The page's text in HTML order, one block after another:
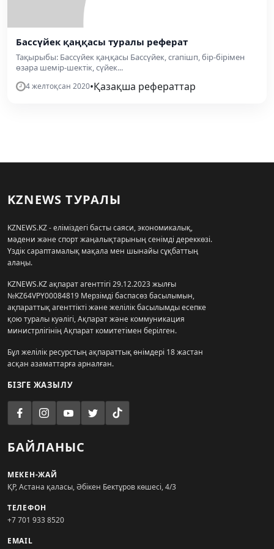
Бассүйек қаңқасы туралы реферат
Тақырыбы: Бассүйек қаңқасы Бассүйек, сrапішп, бір-бірімен
өзара шемір-шектік, сүйек...
4 желтоқсан 2020•Қазақша рефераттар
KZNEWS ТУРАЛЫ
KZNEWS.KZ - еліміздегі басты саяси, экономикалық,
мәдени және спорт жаңалықтарының сенімді дереккөзі.
Үздік сараптамалық мақала мен шынайы сұқбаттың
алаңы.
KZNEWS.KZ ақпарат агенттігі 29.12.2023 жылғы
№KZ64VPY00084819 Мерзімді баспасөз басылымын,
ақпараттық агенттікті және желілік басылымды есепке
қою туралы куәлігі, Ақпарат және коммуникация
министрлігінің Ақпарат комитетімен берілген.
Бұл желілік ресурстың ақпараттық өнімдері 18 жастан
асқан азаматтарға арналған.
БІЗГЕ ЖАЗЫЛУ
БАЙЛАНЫС
МЕКЕН-ЖАЙ
ҚР, Астана қаласы, Әбікен Бектұров көшесі, 4/3
ТЕЛЕФОН
+7 701 933 8520
EMAIL